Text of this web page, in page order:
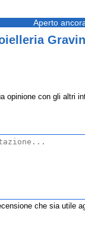
Aperto
opinione con gli altri
che sia utile